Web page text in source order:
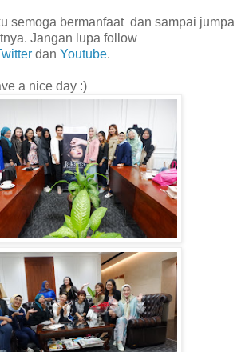
semoga bermanfaat dan sampai jumpa
Jangan lupa follow
dan Youtube.
a nice day :)